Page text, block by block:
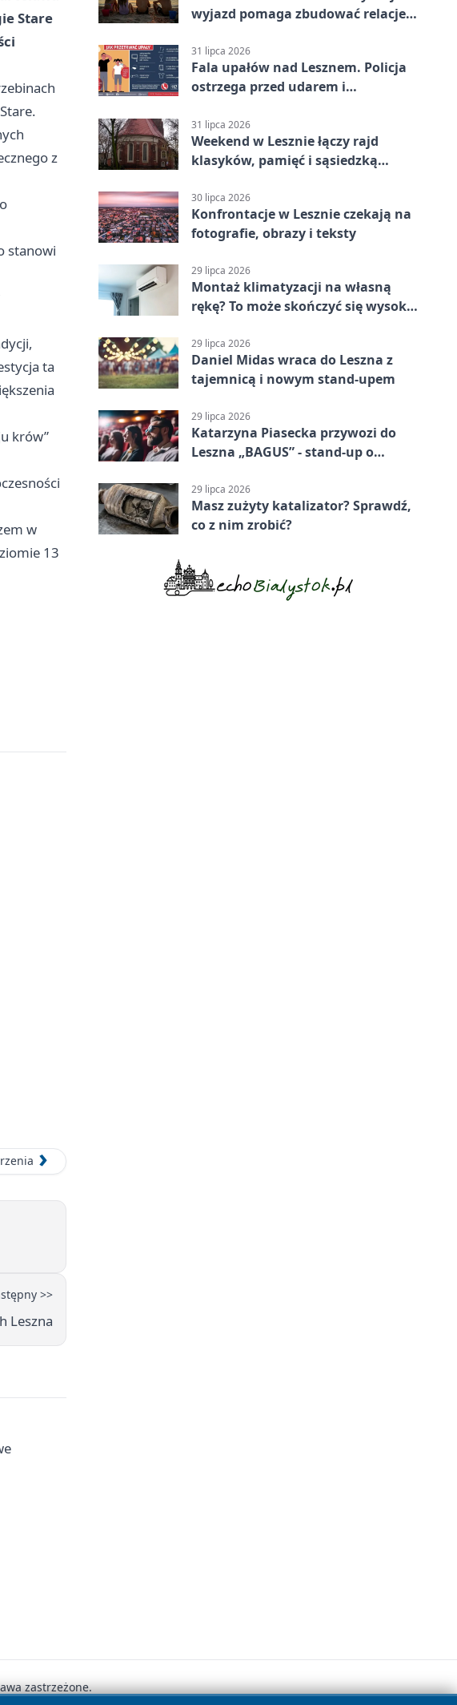
Stare
z
stanowi
ta
krów”
w
13
>>
Leszna
wyjazd pomaga zbudować relacje z
31 lipca 2026
Fala upałów nad Lesznem. Policja
ostrzega przed udarem i
31 lipca 2026
Weekend w Lesznie łączy rajd
klasyków, pamięć i sąsiedzką
30 lipca 2026
Konfrontacje w Lesznie czekają na
fotografie, obrazy i teksty
29 lipca 2026
Montaż klimatyzacji na własną
rękę? To może skończyć się wysoką
29 lipca 2026
Daniel Midas wraca do Leszna z
tajemnicą i nowym stand-upem
29 lipca 2026
Katarzyna Piasecka przywozi do
Leszna „BAGUS” - stand-up o
29 lipca 2026
Masz zużyty katalizator? Sprawdź,
co z nim zrobić?
zastrzeżone.